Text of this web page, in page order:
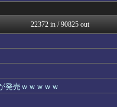
fig速
GUNDAM.LOG｜ガン...
fig速
それからの出来事() アイ...
ポンポコにゅーす - 三日...
22372 in / 90825 out
発売ｗｗｗｗｗ